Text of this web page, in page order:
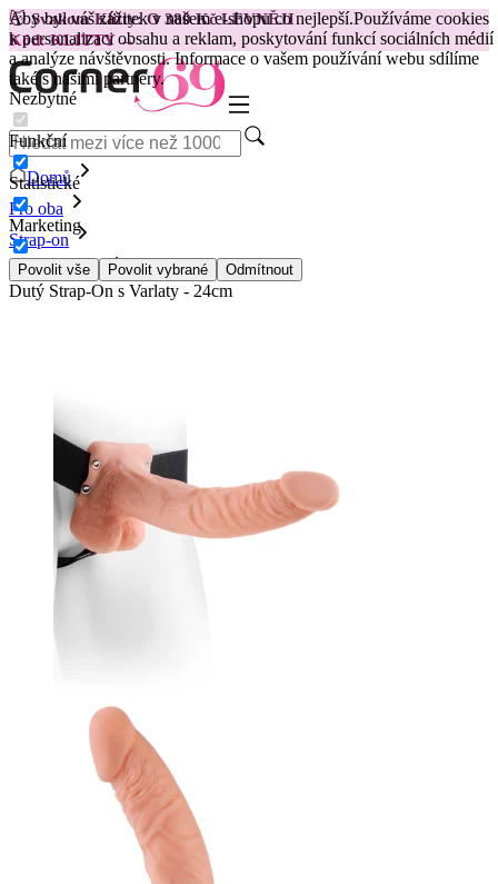
Aby byl váš zážitek v našem e-shopu co nejlepší.Používáme cookies
k personalizaci obsahu a reklam, poskytování funkcí sociálních médií
a analýze návštěvnosti. Informace o vašem používání webu sdílíme
také s našimi partnery.
Nezbytné
Funkční
Statistické
Marketing
Povolit vše Povolit vybrané Odmítnout
😽Svakom Klitty: O 380 Kč LEVNĚJI
Kód: KLITTY →
Domů
Pro oba
Strap-on
Sady strap-on
Dutý Strap-On s Varlaty - 24cm